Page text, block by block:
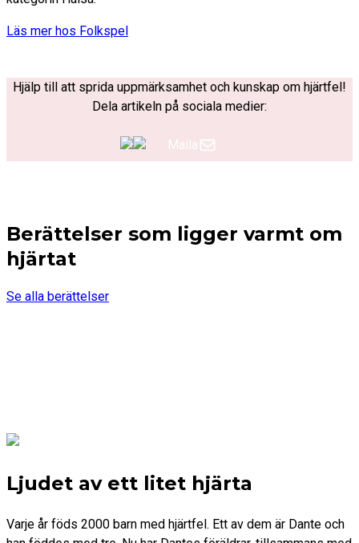
Läs mer hos Folkspel
Hjälp till att sprida uppmärksamhet och kunskap om hjärtfel!
Dela artikeln på sociala medier:
Maila
Berättelser som ligger varmt om
hjärtat
Se alla berättelser
Ljudet av ett litet hjärta
Varje år föds 2000 barn med hjärtfel. Ett av dem är Dante och